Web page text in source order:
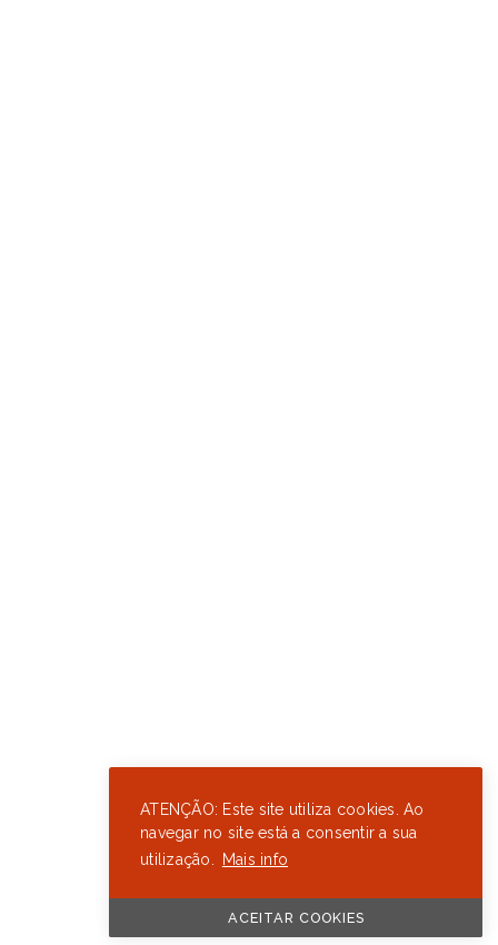
ATENÇÃO: Este site utiliza cookies. Ao
navegar no site está a consentir a sua
utilização.
Mais info
ACEITAR COOKIES